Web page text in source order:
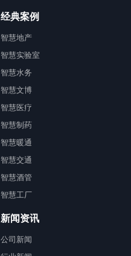
经典案例
智慧地产
智慧实验室
智慧水务
智慧文博
智慧医疗
智慧制药
智慧暖通
智慧交通
智慧酒管
智慧工厂
新闻资讯
公司新闻